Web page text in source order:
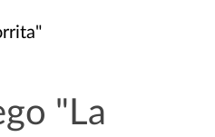
"La